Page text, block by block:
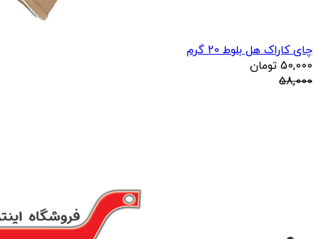
چای کاراک هل بلوط 20 گرم
50,000 تومان
58,000